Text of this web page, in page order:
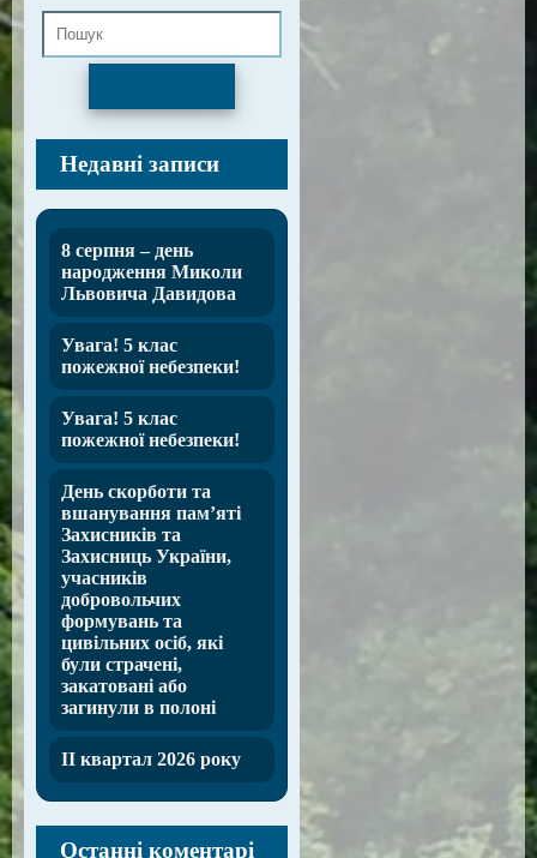
Недавні записи
8 серпня – день
народження Миколи
Львовича Давидова
Увага! 5 клас
пожежної небезпеки!
Увага! 5 клас
пожежної небезпеки!
День скорботи та
вшанування пам’яті
Захисників та
Захисниць України,
учасників
добровольчих
формувань та
цивільних осіб, які
були страчені,
закатовані або
загинули в полоні
ІІ квартал 2026 року
Останні коментарі